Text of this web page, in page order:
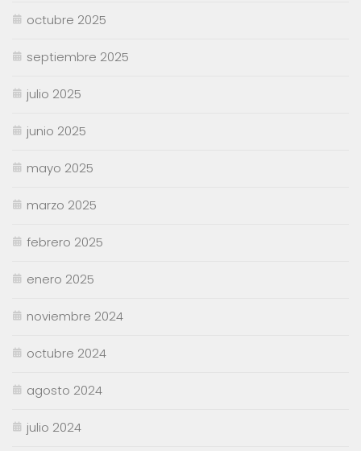
octubre 2025
septiembre 2025
julio 2025
junio 2025
mayo 2025
marzo 2025
febrero 2025
enero 2025
noviembre 2024
octubre 2024
agosto 2024
julio 2024